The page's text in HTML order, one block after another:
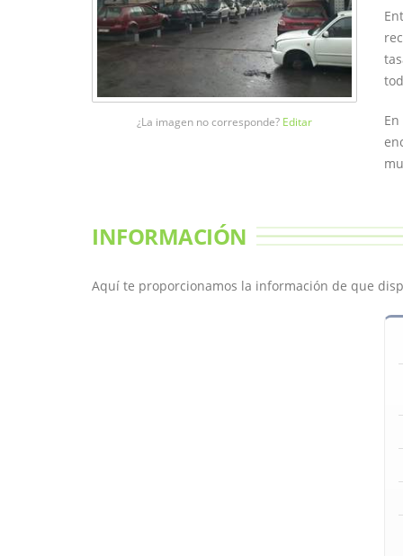
¿La imagen no corresponde? Editar
INFORMACIÓN
Aquí te proporcionamos la información de que